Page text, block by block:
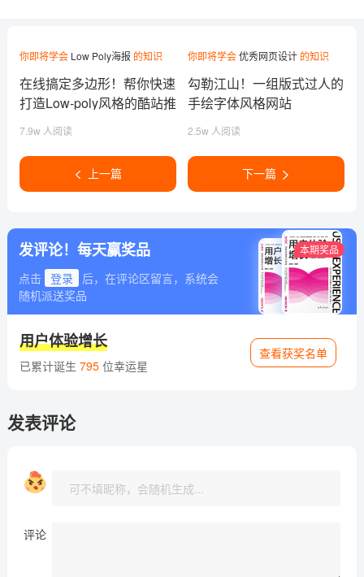
你即将学会 Low Poly海报 的知识
在线搞定多边形！帮你快速
打造Low-poly风格的酷站推
7.9w 人阅读
上一篇
你即将学会优秀网页设计 的知识
勾勒江山！一组版式过人的
手绘字体风格网站
2.5w 人阅读
下一篇
发评论！每天赢奖品
点击 登录
后，在评论区留言，系统会
随机派送奖品
本期奖品
用户体验增长
已累计诞生 795位幸运星
查看获奖名单
发表评论
评论